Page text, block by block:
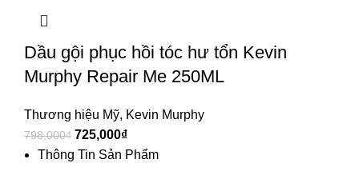
Dầu gội phục hồi tóc hư tổn Kevin
Murphy Repair Me 250ML
Thương hiệu Mỹ, Kevin Murphy
798,000₫ 725,000₫
Thông Tin Sản Phẩm